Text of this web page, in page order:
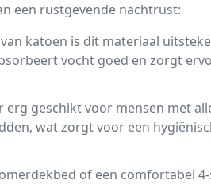
een rustgevende nachtrust:
katoen is dit materiaal
vocht goed en zorgt
geschikt voor mensen met
wat zorgt voor een
of een comfortabel